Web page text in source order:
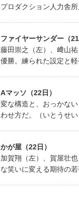
プロダクション人力舎
ファイヤーサンダー（
藤田崇之（左）、﨑山
優勝。練られた設定と
Aマッソ（22日）
変な構造と、おっかな
わせ方だ。（いとうせ
かが屋（22日）
加賀翔（左）、賀屋壮
な笑いに変える期待の